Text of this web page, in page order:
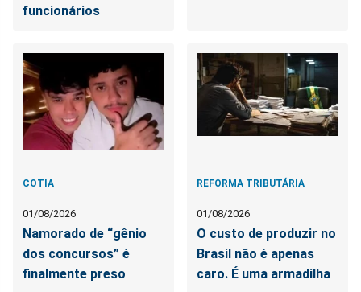
funcionários
COTIA
01/08/2026
Namorado de “gênio
dos concursos” é
finalmente preso
REFORMA TRIBUTÁRIA
01/08/2026
O custo de produzir no
Brasil não é apenas
caro. É uma armadilha